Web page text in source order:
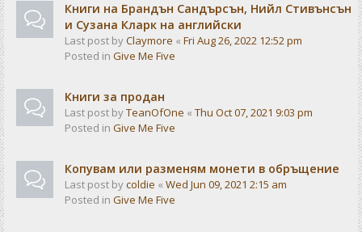
Книги на Брандън Сандърсън, Нийл Стивънсън
и Сузана Кларк на английски
Last post byClaymore « Fri Aug 26, 2022 12:52 pm
Posted in Give Me Five
Книги за продан
Last post byTeanOfOne « Thu Oct 07, 2021 9:03 pm
Posted in Give Me Five
Копувам или разменям монети в обръщение
Last post bycoldie « Wed Jun 09, 2021 2:15 am
Posted in Give Me Five